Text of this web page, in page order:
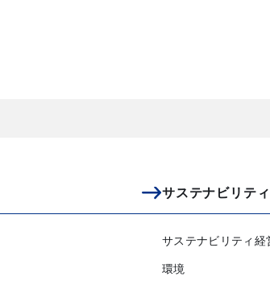
サステナビリティ
サステナビリティ経
環境